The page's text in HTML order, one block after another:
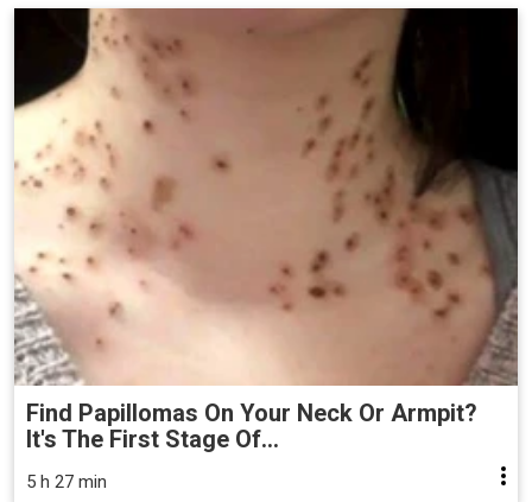
Find Papillomas On Your Neck Or Armpit?
It's The First Stage Of...
5 h 27 min